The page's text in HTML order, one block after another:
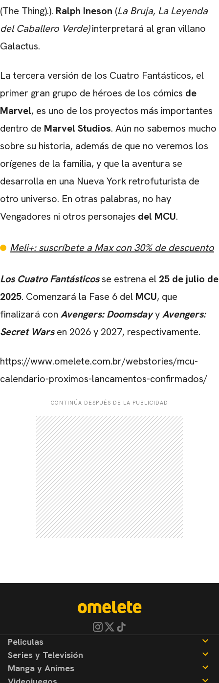
(The Thing).). Ralph Ineson (La Bruja, La Leyenda
del Caballero Verde)interpretará al gran villano
Galactus.
La tercera versión de los Cuatro Fantásticos, el
primer gran grupo de héroes de los cómics de
Marvel, es uno de los proyectos más importantes
dentro de Marvel Studios. Aún no sabemos mucho
sobre su historia, además de que no veremos los
orígenes de la familia, y que la aventura se
desarrolla en una Nueva York retrofuturista de
otro universo. En otras palabras, no hay
Vengadores ni otros personajes del MCU.
Meli+: suscríbete a Max con 30% de descuento
Los Cuatro Fantásticosse estrena el 25 de julio de
2025. Comenzará la Fase 6 del MCU, que
finalizará con Avengers: DoomsdayyAvengers:
Secret Warsen 2026 y 2027, respectivamente.
https://www.omelete.com.br/webstories/mcu-
calendario-proximos-lancamentos-confirmados/
CONTINÚA DESPUÉS DE LA PUBLICIDAD
Peliculas
Noticias
Reseñas
Series y Televisión
Noticias
Manga y Animes